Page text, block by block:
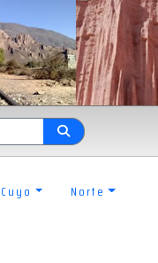
Cuyo Norte